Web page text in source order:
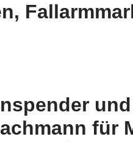
für